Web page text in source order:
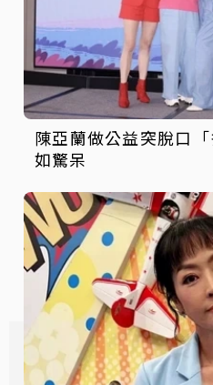
陳亞蘭做公益突脫口「多
如驚呆